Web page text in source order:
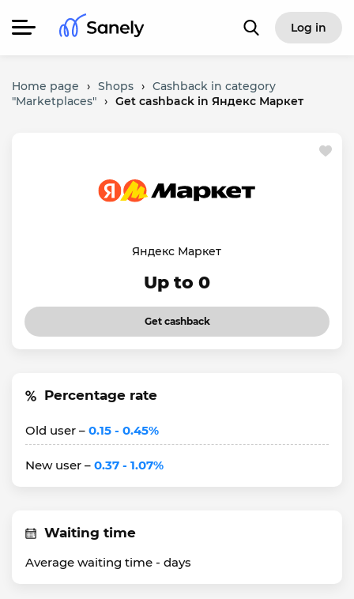
Log in
Home page › Shops › Cashback in category
"Marketplaces" › Get cashback in Яндекс Маркет
Яндекс Маркет
Up to 0
Get cashback
Percentage rate
Old user – 0.15 - 0.45%
New user – 0.37 - 1.07%
Waiting time
Average waiting time - days